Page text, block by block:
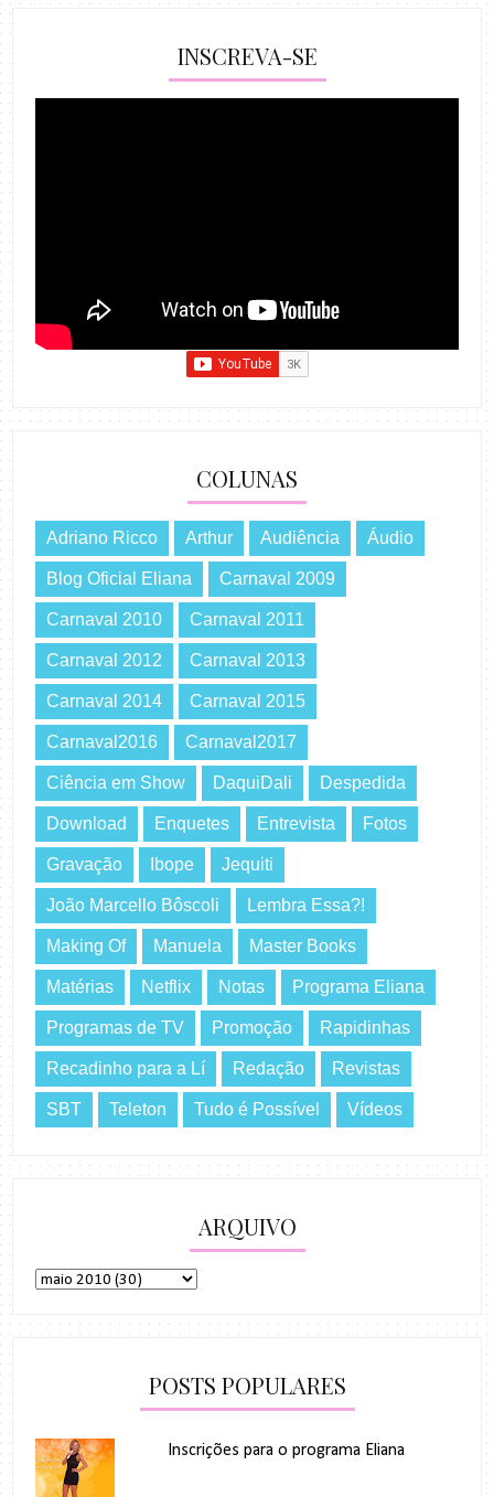
INSCREVA-SE
COLUNAS
Adriano Ricco Arthur Audiência Áudio
Blog Oficial Eliana Carnaval 2009
Carnaval 2010 Carnaval 2011
Carnaval 2012 Carnaval 2013
Carnaval 2014 Carnaval 2015
Carnaval2016 Carnaval2017
Ciência em Show DaquiDali Despedida
Download Enquetes Entrevista Fotos
Gravação Ibope Jequiti
João Marcello Bôscoli Lembra Essa?!
Making Of Manuela Master Books
Matérias Netflix Notas Programa Eliana
Programas de TV Promoção Rapidinhas
Recadinho para a Lí Redação Revistas
SBT Teleton Tudo é Possível Vídeos
ARQUIVO
POSTS POPULARES
Inscrições para o programa Eliana